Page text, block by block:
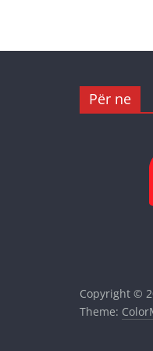
Për ne
Copyright ©
Theme: